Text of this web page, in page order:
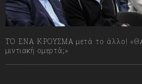
ΤΟ ΕΝΑ ΚΡΟΥΣΜΑ μετά το άλλο! «ΘΑ
μιντιακή ομερτά;»